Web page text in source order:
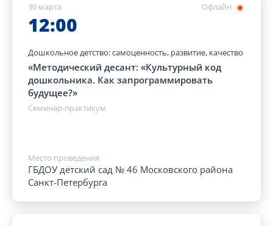
Офлайн
30 марта
12:00
Дошкольное детство: самоценность, развитие, качество
«Методический десант: «Культурный код
дошкольника. Как запрограммировать
будущее?»
Семинар-практикум
Место проведения
ГБДОУ детский сад № 46 Московского района
Санкт-Петербурга